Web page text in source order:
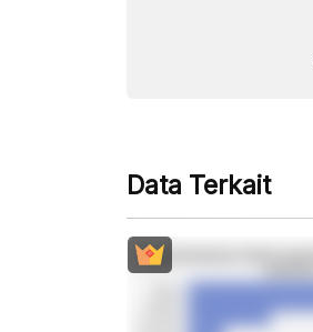
Data Terkait